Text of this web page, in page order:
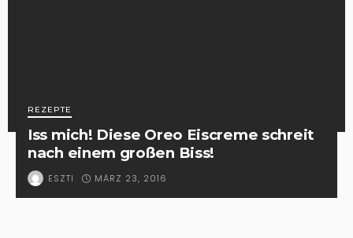
REZEPTE
Iss mich! Diese Oreo Eiscreme schreit
nach einem großen Biss!
ESZTI MÄRZ 23, 2016